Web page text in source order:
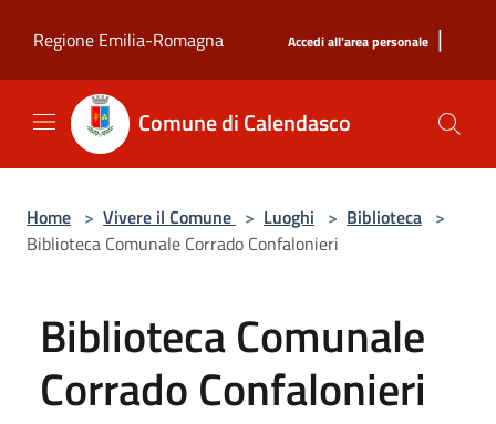
Regione Emilia-Romagna
Accedi all'area personale |
Comune di Calendasco
Home > Vivere il Comune > Luoghi > Biblioteca >
Biblioteca Comunale Corrado Confalonieri
Biblioteca Comunale
Corrado Confalonieri